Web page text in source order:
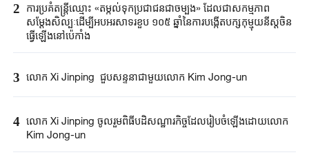
2
ការប្រគំតន្ត្រីឈ្មោះ «តម្កល់ទុកប្រជាជនជាចម្បង» ដែលជាសកម្មភាព
សម្តែងសិល្បៈដើម្បីអបអរសាទរខួប ១០៥ ឆ្នាំនៃការបង្កើតបក្សកុម្មុយនីស្តចិន
ធ្វើឡើងនៅប៉េកាំង
3 លោក Xi Jinping ជួបសន្ទនាជាមួយ​​លោក Kim Jong-un
4 លោក Xi Jinping ចូលរួមពិធីបដិសណ្ឋារកិច្ច​​ដែលរៀបចំឡើង​ដោយលោក
Kim Jong-un